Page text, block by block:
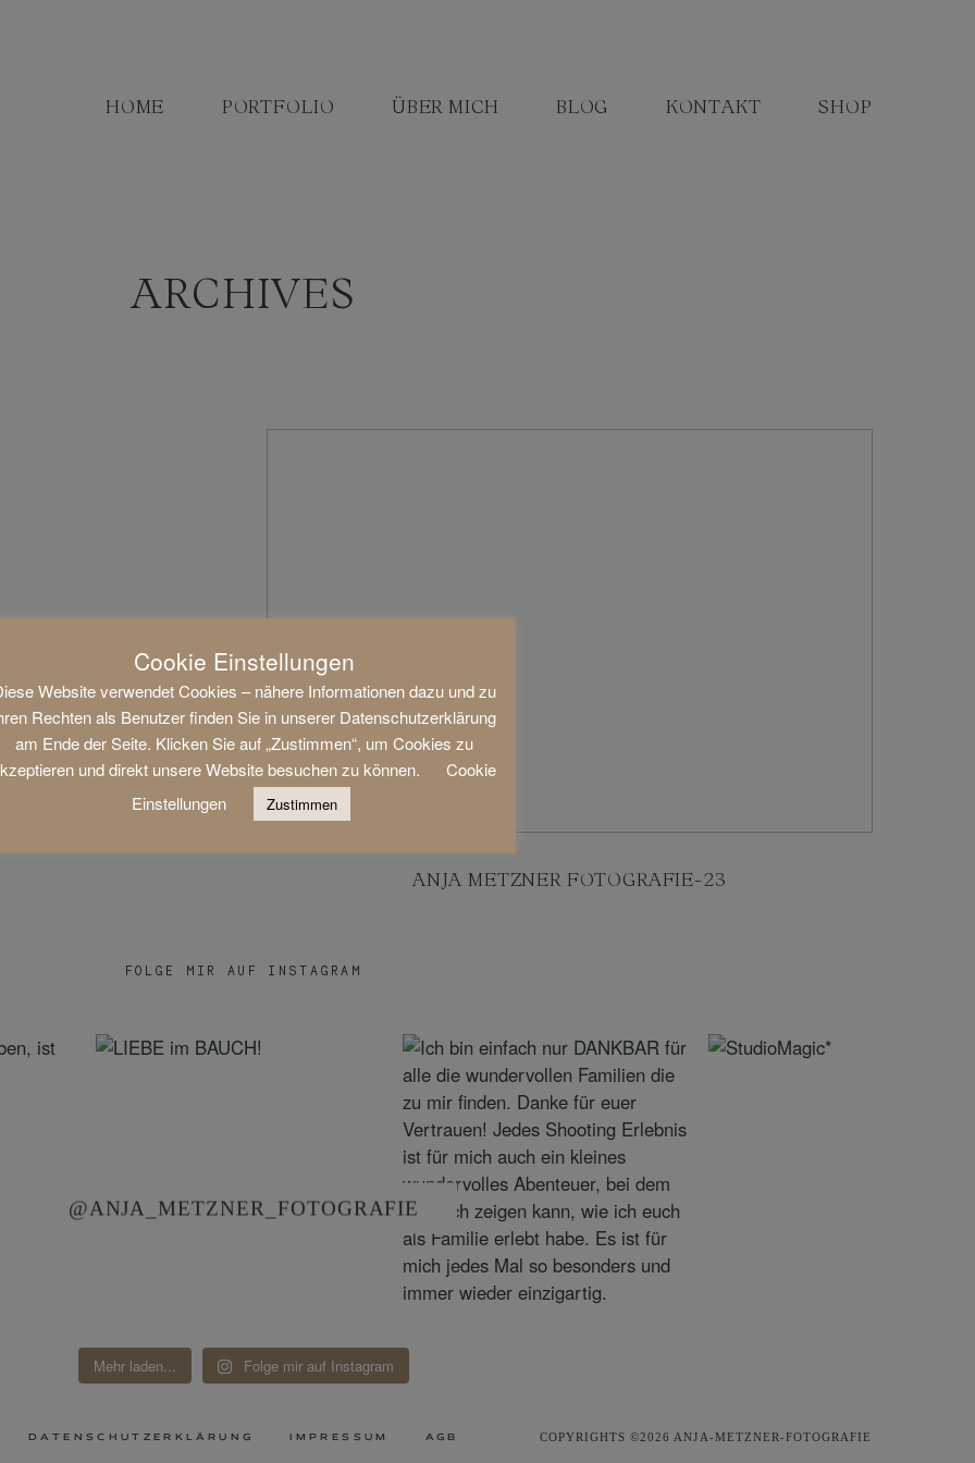
HOME PORTFOLIO ÜBER MICH BLOG KONTAKT SHOP
ARCHIVES
ANJA METZNER FOTOGRAFIE-23
FOLGE MIR AUF INSTAGRAM
@ANJA_METZNER_FOTOGRAFIE
Mehr laden... Folge mir auf Instagram
DATENSCHUTZERKLÄRUNG IMPRESSUM AGB COPYRIGHTS ©2026 ANJA-METZNER-FOTOGRAFIE
Cookie Einstellungen
Website verwendet Cookies – nähere Informationen dazu und zu
Rechten als Benutzer finden Sie in unserer Datenschutzerklärung
am Ende der Seite. Klicken Sie auf „Zustimmen“, um Cookies zu
und direkt unsere Website besuchen zu können.
Cookie
Einstellungen
Zustimmen